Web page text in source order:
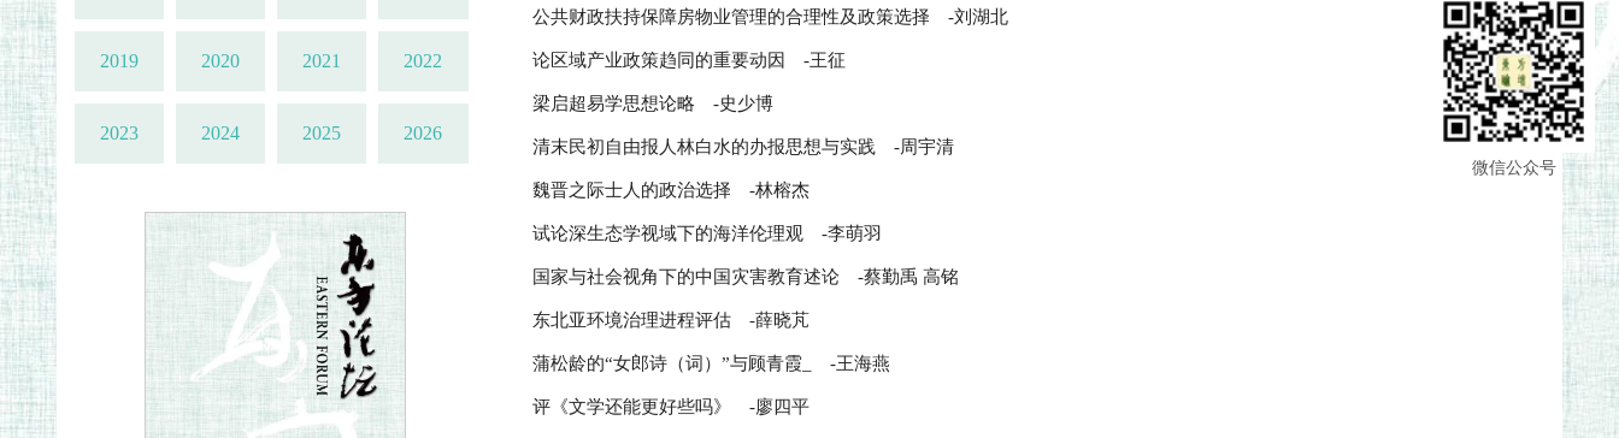
微信公众号
2019 2020 2021 2022
2023 2024 2025 2026
公共财政扶持保障房物业管理的合理性及政策选择 -刘湖北
论区域产业政策趋同的重要动因 -王征
梁启超易学思想论略 -史少博
清末民初自由报人林白水的办报思想与实践 -周宇清
魏晋之际士人的政治选择 -林榕杰
试论深生态学视域下的海洋伦理观 -李萌羽
国家与社会视角下的中国灾害教育述论 -蔡勤禹 高铭
东北亚环境治理进程评估 -薛晓芃
蒲松龄的“女郎诗（词）”与顾青霞_ -王海燕
评《文学还能更好些吗》 -廖四平